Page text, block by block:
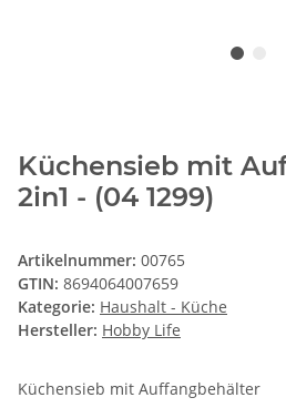
Küchensieb mit
2in1 - (04 1299)
Artikelnummer: 00765
GTIN: 8694064007659
Kategorie: Haushalt - Küche
Hersteller: Hobby Life
Küchensieb mit Auffangbehälter